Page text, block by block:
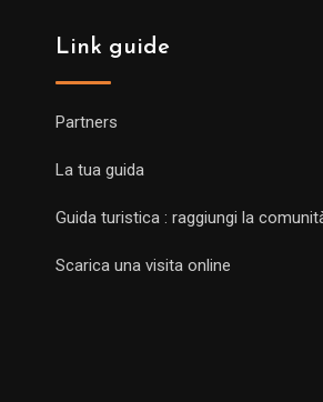
Link guide
Partners
La tua guida
Guida turistica : raggiungi la
Scarica una visita online